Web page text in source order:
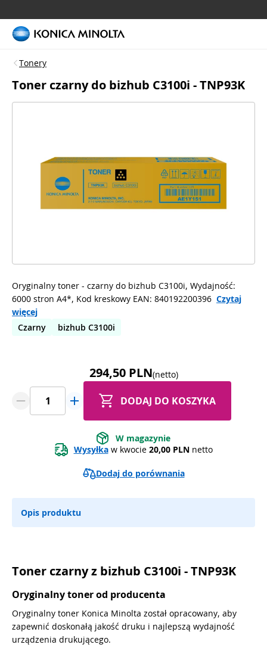
Tonery
Toner czarny do bizhub C3100i - TNP93K
Oryginalny toner - czarny do bizhub C3100i, Wydajność:
6000 stron A4*, Kod kreskowy EAN: 840192200396 Czytaj
więcej
Czarny
bizhub C3100i
294,50 PLN(netto)
DODAJ DO KOSZYKA
W magazynie
Wysyłka w kwocie 20,00 PLN netto
Dodaj do porównania
Opis produktu
Toner czarny z bizhub C3100i - TNP93K
Oryginalny toner od producenta
Oryginalny toner Konica Minolta został opracowany, aby
zapewnić doskonałą jakość druku i najlepszą wydajność
urządzenia drukującego.